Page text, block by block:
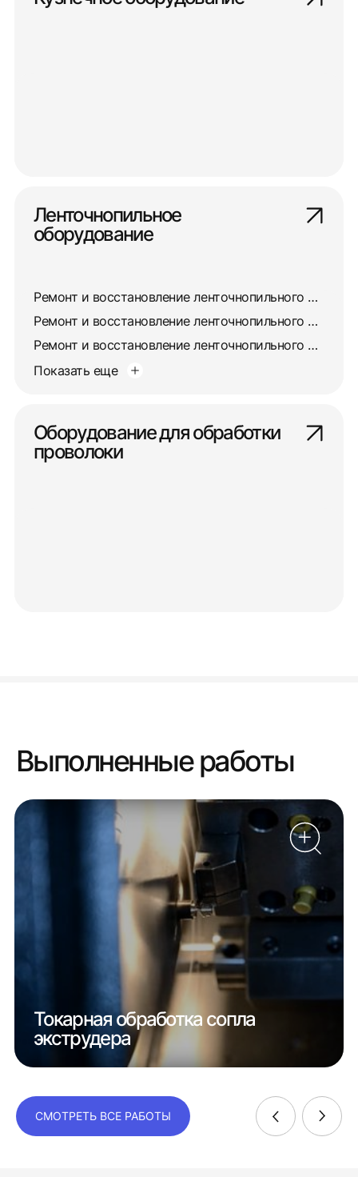
Ленточнопильное
оборудование
Ремонт и восстановление ленточнопильного станка 8725
Ремонт и восстановление ленточнопильного станка 872А
Ремонт и восстановление ленточнопильного станка 872М
Показать еще
Оборудование для обработки
проволоки
Выполненные работы
Токарная обработка сопла
экструдера
СМОТРЕТЬ ВСЕ РАБОТЫ